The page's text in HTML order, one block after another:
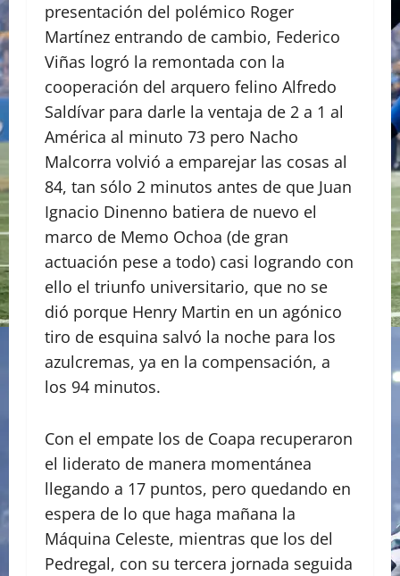
presentación del polémico Roger
Martínez entrando de cambio, Federico
Viñas logró la remontada con la
cooperación del arquero felino Alfredo
Saldívar para darle la ventaja de 2 a 1 al
América al minuto 73 pero Nacho
Malcorra volvió a emparejar las cosas al
84, tan sólo 2 minutos antes de que Juan
Ignacio Dinenno batiera de nuevo el
marco de Memo Ochoa (de gran
actuación pese a todo) casi logrando con
ello el triunfo universitario, que no se
dió porque Henry Martin en un agónico
tiro de esquina salvó la noche para los
azulcremas, ya en la compensación, a
los 94 minutos.
Con el empate los de Coapa recuperaron
el liderato de manera momentánea
llegando a 17 puntos, pero quedando en
espera de lo que haga mañana la
Máquina Celeste, mientras que los del
Pedregal, con su tercera jornada seguida